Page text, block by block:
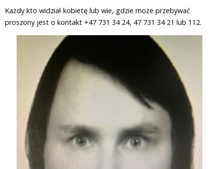
Każdy kto widział kobietę lub wie, gdzie może przebywać
proszony jest o kontakt +47 731 34 24, 47 731 34 21 lub 112.